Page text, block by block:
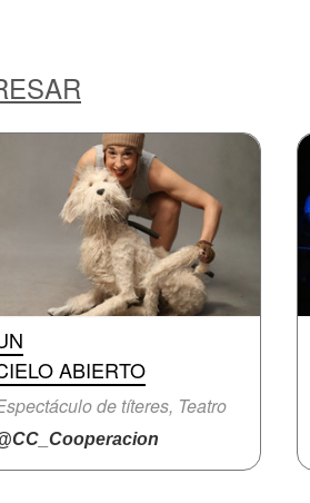
ABIERTO
de títeres, Teatro